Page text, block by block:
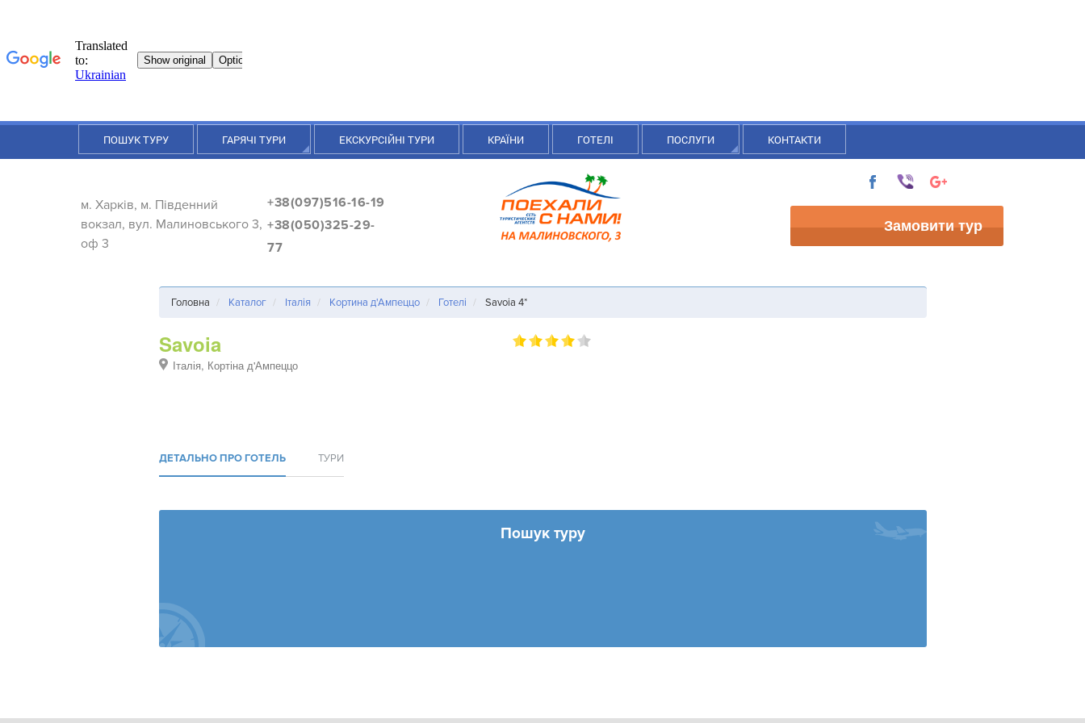
ПОШУК ТУРУ ГАРЯЧІ ТУРИ ЕКСКУРСІЙНІ ТУРИ КРАЇНИ ГОТЕЛІ ПОСЛУГИ КОНТАКТИ
м. Харків, м. Південний
вокзал, вул. Малиновського 3,
оф 3
+38(097)516-16-19
+38(050)325-29-
77
Замовити тур
Головна Каталог Італія Кортина д'Ампеццо Готелі Savoia 4*
Savoia
Італія, Кортіна д'Ампеццо
ДЕТАЛЬНО ПРО ГОТЕЛЬ ТУРИ
Пошук туру